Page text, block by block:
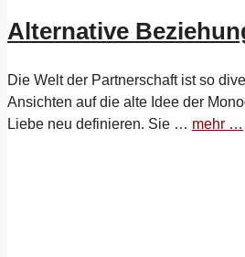
Alternative
Die Welt der Partnerschaft ist so
Ansichten auf die alte Idee der
Liebe neu definieren. Sie … mehr …